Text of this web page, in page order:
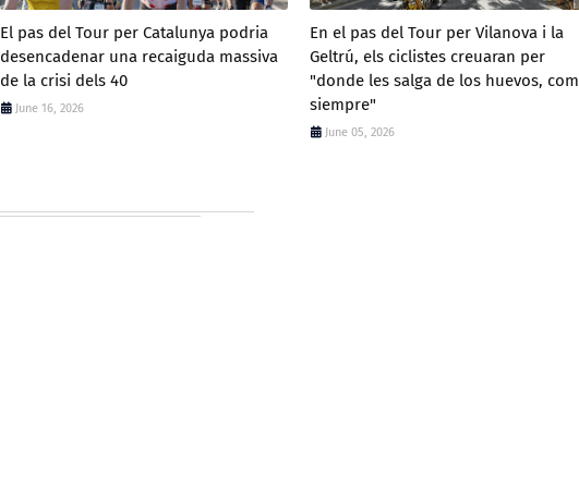
El pas del Tour per Catalunya podria
desencadenar una recaiguda massiva
de la crisi dels 40
June 16, 2026
En el pas del Tour per Vilanova i la
Geltrú, els ciclistes creuaran per
"donde les salga de los huevos,
siempre"
June 05, 2026